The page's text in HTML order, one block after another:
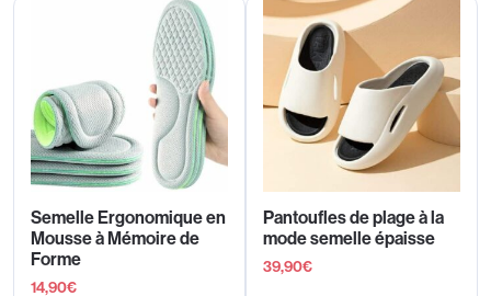
Semelle Ergonomique en
Mousse à Mémoire de
Forme
14,90€
Pantoufles de plage à la
mode semelle épaisse
39,90€